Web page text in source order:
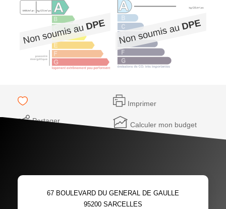
Imprimer
Partager Calculer mon budget
67 BOULEVARD DU GENERAL DE GAULLE
95200 SARCELLES